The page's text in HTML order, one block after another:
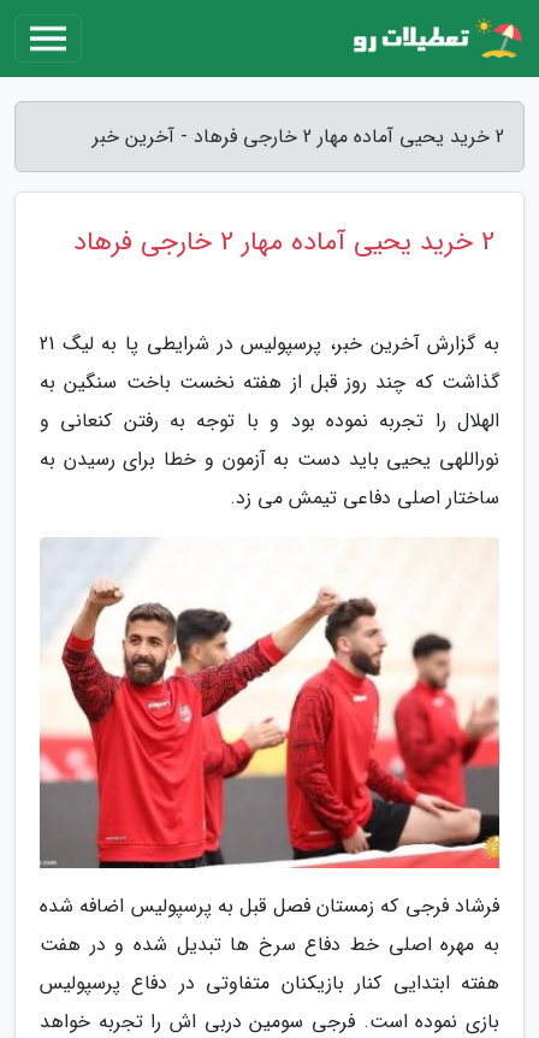
2 خرید یحیی آماده مهار 2 خارجی فرهاد - آخرین خبر
2 خرید یحیی آماده مهار 2 خارجی فرهاد
به گزارش آخرین خبر، پرسپولیس در شرایطی پا به لیگ 21
گذاشت که چند روز قبل از هفته نخست باخت سنگین به
الهلال را تجربه نموده بود و با توجه به رفتن کنعانی و
نوراللهی یحیی باید دست به آزمون و خطا برای رسیدن به
ساختار اصلی دفاعی تیمش می زد.
فرشاد فرجی که زمستان فصل قبل به پرسپولیس اضافه شده
به مهره اصلی خط دفاع سرخ ها تبدیل شده و در هفت
هفته ابتدایی کنار بازیکنان متفاوتی در دفاع پرسپولیس
بازی نموده است. فرجی سومین دربی اش را تجربه خواهد